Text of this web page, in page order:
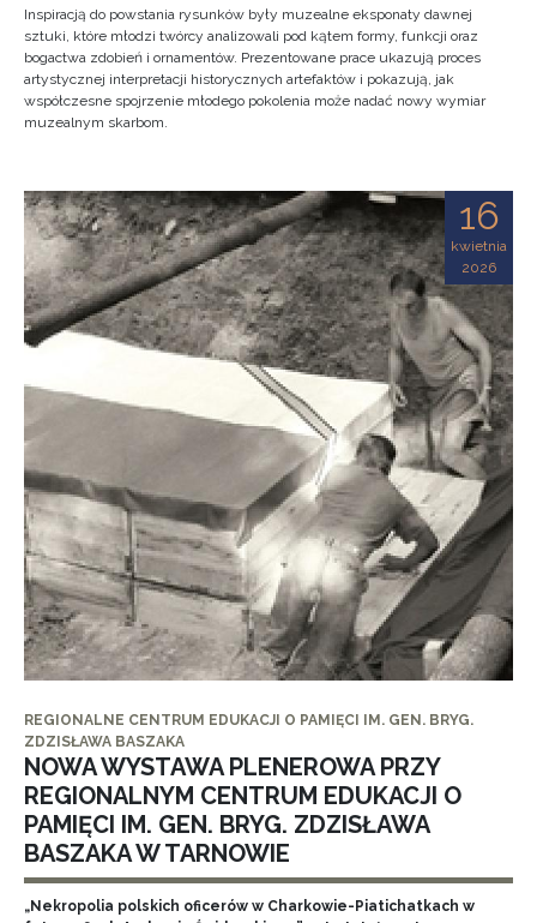
Inspiracją do powstania rysunków były muzealne eksponaty dawnej
sztuki, które młodzi twórcy analizowali pod kątem formy, funkcji oraz
bogactwa zdobień i ornamentów. Prezentowane prace ukazują proces
artystycznej interpretacji historycznych artefaktów i pokazują, jak
współczesne spojrzenie młodego pokolenia może nadać nowy wymiar
muzealnym skarbom.
16
kwietnia
2026
REGIONALNE CENTRUM EDUKACJI O PAMIĘCI IM. GEN. BRYG.
ZDZISŁAWA BASZAKA
NOWA WYSTAWA PLENEROWA PRZY
REGIONALNYM CENTRUM EDUKACJI O
PAMIĘCI IM. GEN. BRYG. ZDZISŁAWA
BASZAKA W TARNOWIE
„Nekropolia polskich oficerów w Charkowie-Piatichatkach w